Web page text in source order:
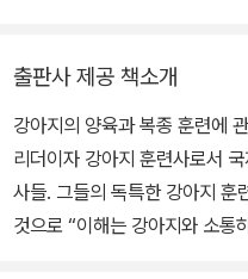
다. 이들은 30년간 강아지를 키
원의 강아지들》을 썼고, 이 책
지켰으며 현재까지 60만 부 이
은 미국의 가장 권위 있는 강
는 《뉴스킷 수도원의 강아지들
출판사 제공 책소개
강아지의 양육과 복종 훈련에
리더이자 강아지 훈련사로서
사들. 그들의 독특한 강아지 훈
것으로 “이해는 강아지와 소통